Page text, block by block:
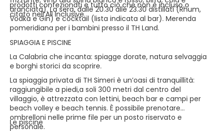
aranciata). La sera, dalle 20.30 alle 23.30 distillati (Rhum,
Vodka e Gin) e cocktail (lista indicata al bar). Merenda
pomeridiana per i bambini presso il TH Land.
prodotti confezionati e tutto ciò che non è incluso o
citato nell’All Inclusive.
SPIAGGIA E PISCINE
La Calabria che incanta: spiagge dorate, natura selvaggia
e borghi storici da scoprire.
La spiaggia privata di TH Simeri è un’oasi di tranquillità:
raggiungibile a piedi,a soli 300 metri dal centro del
villaggio, è attrezzata con lettini, beach bar e campi per
beach volley e beach tennis. È possibile prenotare
ombrelloni nelle prime file per un posto riservato e
personale.
Le piscine